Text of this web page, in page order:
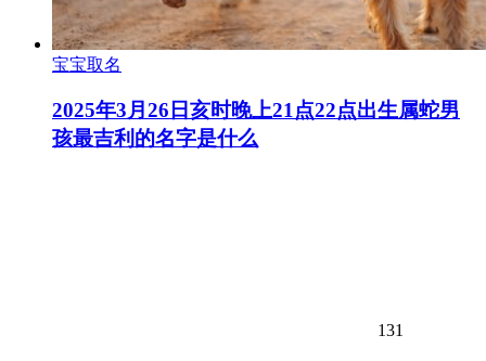
宝宝取名
2025年3月26日亥时晚上21点22点出生属蛇男
孩最吉利的名字是什么
131